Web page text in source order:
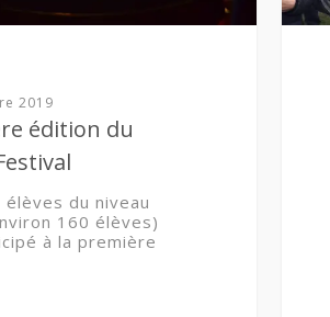
2019
édition du
élèves du niveau
160 élèves)
à la première